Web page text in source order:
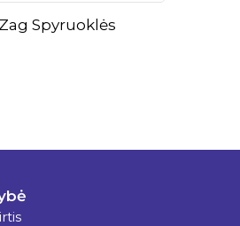
Spyruoklės